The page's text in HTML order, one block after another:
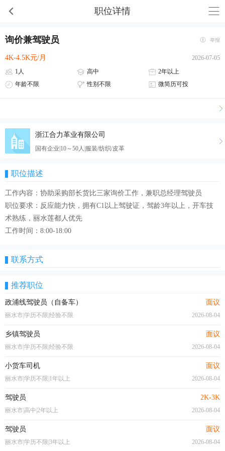
职位详情
询价兼驾驶员 举报
4K-4.5K元/月
2026-07-05
1人
高中
2年以上
年龄不限
性别不限 微简历可投
浙江合力革业有限公司
国有企业|10～50人|服装/纺织/皮革
职位描述
工作内容：协助采购部长货比三家询价工作，兼职总经理驾驶员
职位要求：反应能力快，拥有C1以上驾驶证，驾龄3年以上，开车技
术熟练，丽水莲都人优先
工作时间：8:00-18:00
联系方式
推荐职位
政浦线驾驶员（自备车） 面议
丽水市|学历不限|经验不限 2026-08-04
乡镇驾驶员 面议
丽水市|学历不限|经验不限 2026-08-04
小货车司机 面议
丽水市|学历不限|1年以上 2026-08-04
驾驶员 2K-3K
丽水市|高中|2年以上 2026-08-04
驾驶员 面议
丽水市|学历不限|3年以上 2026-08-04